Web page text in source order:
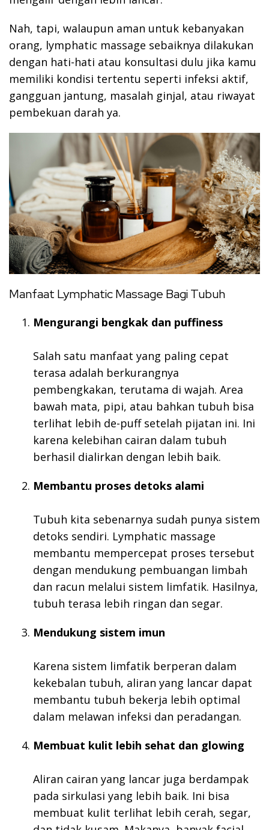
Nah, tapi, walaupun aman untuk kebanyakan
orang, lymphatic massage sebaiknya dilakukan
dengan hati-hati atau konsultasi dulu jika kamu
memiliki kondisi tertentu seperti infeksi aktif,
gangguan jantung, masalah ginjal, atau riwayat
pembekuan darah ya.
Manfaat Lymphatic Massage Bagi Tubuh
Mengurangi bengkak dan puffiness
Salah satu manfaat yang paling cepat
terasa adalah berkurangnya
pembengkakan, terutama di wajah. Area
bawah mata, pipi, atau bahkan tubuh bisa
terlihat lebih de-puff setelah pijatan ini. Ini
karena kelebihan cairan dalam tubuh
berhasil dialirkan dengan lebih baik.
Membantu proses detoks alami
Tubuh kita sebenarnya sudah punya sistem
detoks sendiri. Lymphatic massage
membantu mempercepat proses tersebut
dengan mendukung pembuangan limbah
dan racun melalui sistem limfatik. Hasilnya,
tubuh terasa lebih ringan dan segar.
Mendukung sistem imun
Karena sistem limfatik berperan dalam
kekebalan tubuh, aliran yang lancar dapat
membantu tubuh bekerja lebih optimal
dalam melawan infeksi dan peradangan.
Membuat kulit lebih sehat dan glowing
Aliran cairan yang lancar juga berdampak
pada sirkulasi yang lebih baik. Ini bisa
membuat kulit terlihat lebih cerah, segar,